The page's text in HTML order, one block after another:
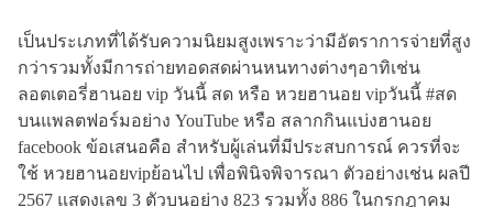
เป็นประเภทที่ได้รับความนิยมสูงเพราะว่ามีอัตราการจ่ายที่สูง
กว่ารวมทั้งมีการถ่ายทอดสดผ่านหนทางต่างๆอาทิเช่น
ลอตเตอรี่ฮานอย vip วันนี้ สด หรือ หวยฮานอย vipวันนี้ #สด
บนแพลตฟอร์มอย่าง YouTube หรือ สลากกินแบ่งฮานอย
facebook ข้อเสนอคือ สำหรับผู้เล่นที่มีประสบการณ์ ควรที่จะ
ใช้ หวยฮานอยvipย้อนไป เพื่อพินิจพิจารณา ตัวอย่างเช่น ผลปี
2567 แสดงเลข 3 ตัวบนอย่าง 823 รวมทั้ง 886 ในกรกฎาคม